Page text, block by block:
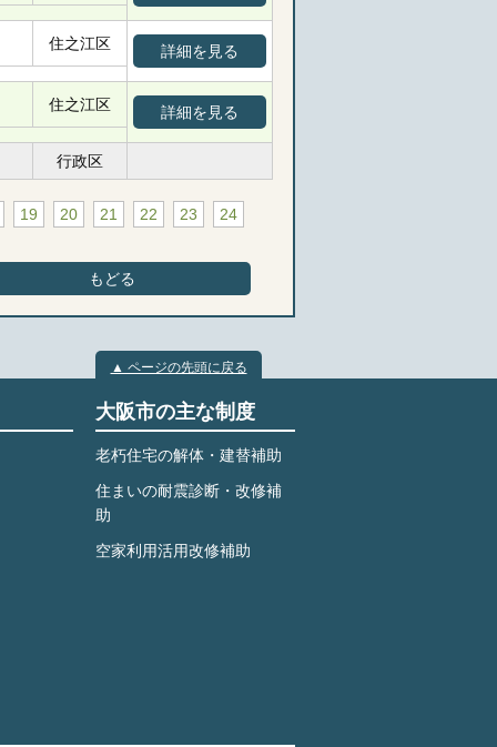
行政区
住之江区 詳細を見る
住之江区 詳細を見る
19 20 21 22 23
24
もどる
▲ ページの先頭に戻る
大阪市の主な制度
老朽住宅の解体・建替補助
住まいの耐震診断・改修補
助
空家利用活用改修補助